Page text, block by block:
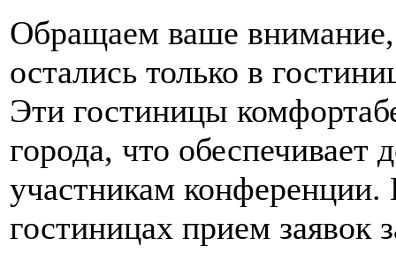
Обращаем ваше
остались только в
Эти гостиницы
города, что обеспечивает
участникам конференции.
гостиницах прием заявок